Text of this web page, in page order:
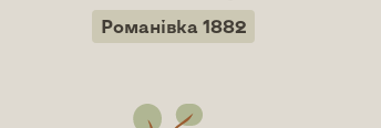
Романівка 1882